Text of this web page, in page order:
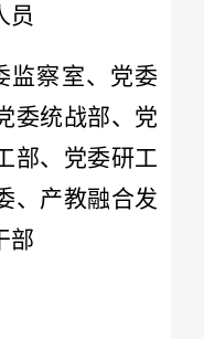
员
监察室、党委
委统战部、党
部、党委研工
、产教融合发
部